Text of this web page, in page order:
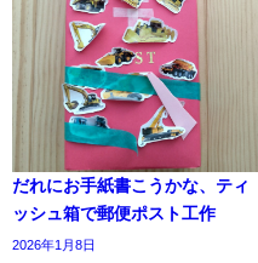
だれにお手紙書こうかな、ティ
ッシュ箱で郵便ポスト工作
2026年1月8日